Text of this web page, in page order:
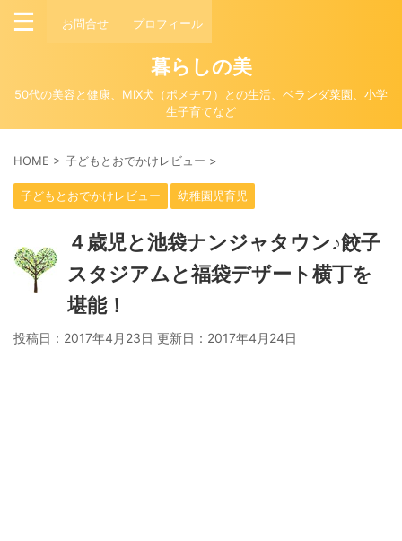
お問合せ プロフィール
暮らしの美
50代の美容と健康、MIX犬（ポメチワ）との生活、ベランダ菜園、小学
生子育てなど
HOME > 子どもとおでかけレビュー >
子どもとおでかけレビュー 幼稚園児育児
４歳児と池袋ナンジャタウン♪餃子
スタジアムと福袋デザート横丁を
堪能！
投稿日：2017年4月23日 更新日： 2017年4月24日